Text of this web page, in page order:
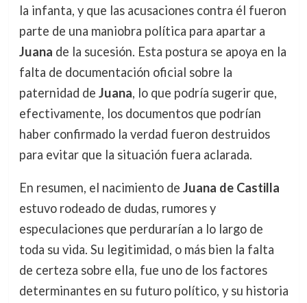
la infanta, y que las acusaciones contra él fueron
parte de una maniobra política para apartar a
Juana de la sucesión. Esta postura se apoya en la
falta de documentación oficial sobre la
paternidad de Juana, lo que podría sugerir que,
efectivamente, los documentos que podrían
haber confirmado la verdad fueron destruidos
para evitar que la situación fuera aclarada.
En resumen, el nacimiento de Juana de Castilla
estuvo rodeado de dudas, rumores y
especulaciones que perdurarían a lo largo de
toda su vida. Su legitimidad, o más bien la falta
de certeza sobre ella, fue uno de los factores
determinantes en su futuro político, y su historia